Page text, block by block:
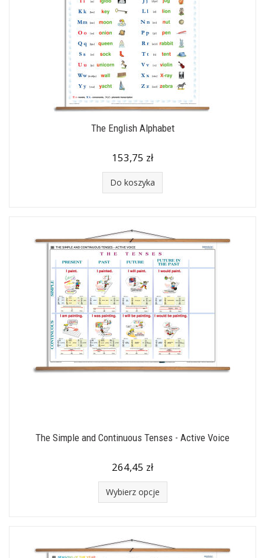
The English Alphabet
153,75 zł
Do koszyka
The Simple and Continuous Tenses - Active Voice
264,45 zł
Wybierz opcje